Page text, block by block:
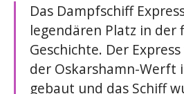
Das Dampfschiff
legendären Platz in der
Geschichte. Der
der Oskarshamn-Werft
gebaut und das Schiff